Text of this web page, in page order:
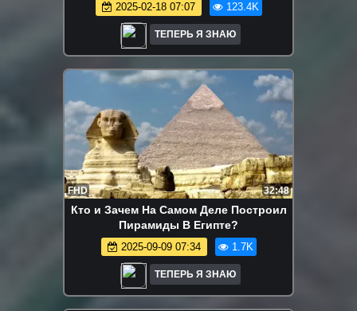
2025-02-18 07:07 123.4K
ТЕПЕРЬ Я ЗНАЮ
FHD 32:48
Кто и Зачем На Самом Деле Построил
Пирамиды В Египте?
2025-09-09 07:34 1.7K
ТЕПЕРЬ Я ЗНАЮ